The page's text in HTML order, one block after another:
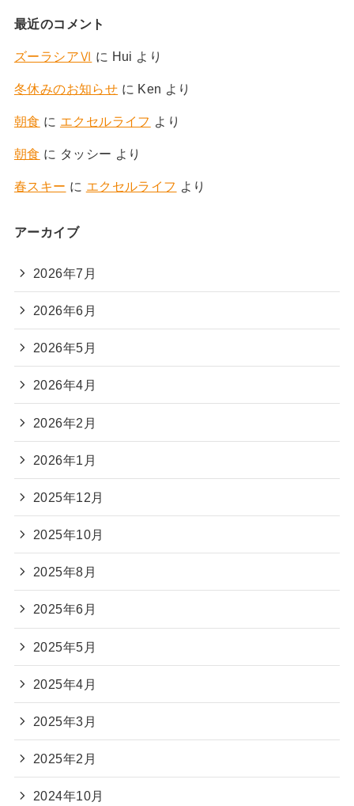
最近のコメント
ズーラシアⅥ に Hui より
冬休みのお知らせ に Ken より
朝食 に エクセルライフ より
朝食 に タッシー より
春スキー に エクセルライフ より
アーカイブ
2026年7月
2026年6月
2026年5月
2026年4月
2026年2月
2026年1月
2025年12月
2025年10月
2025年8月
2025年6月
2025年5月
2025年4月
2025年3月
2025年2月
2024年10月